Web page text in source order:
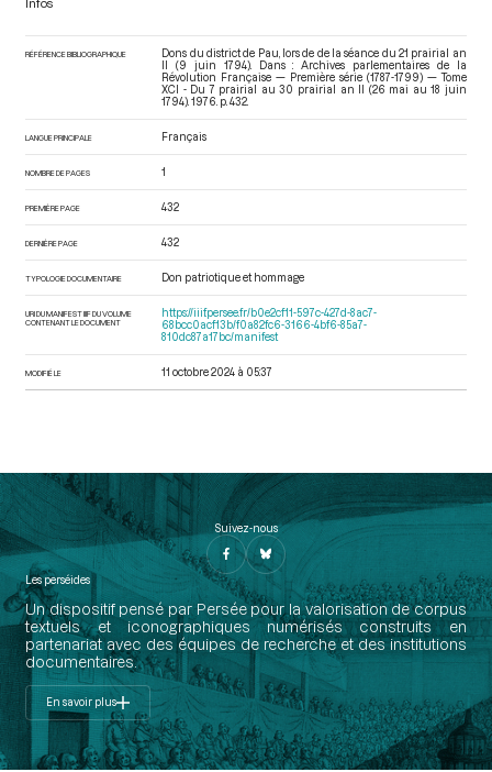
RÉFÉRENCE BIBLIOGRAPHIQUE
Dons du district de Pau, lors de de la séance du 21 prairial an
II (9 juin 1794). Dans : Archives parlementaires de la
Révolution Française — Première série (1787-1799) — Tome
XCI - Du 7 prairial au 30 prairial an II (26 mai au 18 juin
1794) . 1976. p. 432.
LANGUE PRINCIPALE Français
NOMBRE DE PAGES 1
PREMIÈRE PAGE 432
DERNIÈRE PAGE 432
TYPOLOGIE DOCUMENTAIRE Don patriotique et hommage
URI DU MANIFEST IIIF DU VOLUME
CONTENANT LE DOCUMENT
https://iiif.persee.fr/b0e2cf11-597c-427d-8ac7-
68bcc0acf13b/f0a82fc6-3166-4bf6-85a7-
810dc87a17bc/manifest
MODIFIÉ LE 11 octobre 2024 à 05:37
Suivez-nous
Les perséides
Un dispositif pensé par Persée pour la valorisation de corpus
textuels et iconographiques numérisés construits en
partenariat avec des équipes de recherche et des institutions
documentaires.
En savoir plus